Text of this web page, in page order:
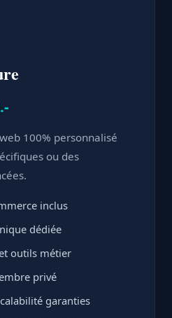
100% personnalisé
ou des
inclus
dédiée
outils métier
privé
garanties